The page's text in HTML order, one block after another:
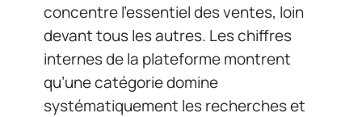
concentre l’essentiel des ventes, loin
devant tous les autres. Les chiffres
internes de la plateforme montrent
qu’une catégorie domine
systématiquement les recherches et